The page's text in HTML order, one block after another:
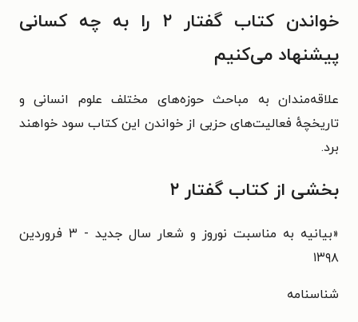
خواندن کتاب گفتار ۲ را به چه کسانی
پیشنهاد می‌کنیم
علاقه‌مندان به مباحث حوزه‌های مختلف علوم انسانی و
تاریخچهٔ فعالیت‌های حزبی از خواندن این کتاب سود خواهند
برد.
بخشی از کتاب گفتار ۲
«
بیانیه به مناسبت نوروز و شعار سال جدید - ۳ فروردین
۱۳۹۸
شناسنامه